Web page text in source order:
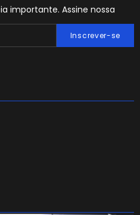
importante. Assine nossa
Inscrever-se